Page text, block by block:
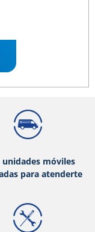
unidades móviles
para atenderte